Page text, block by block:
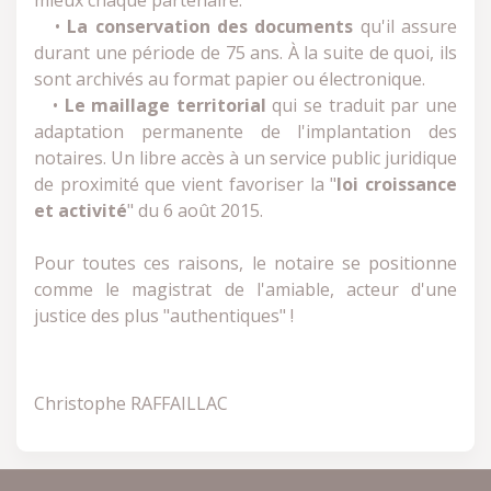
• La conservation des documents qu'il assure
durant une période de 75 ans. À la suite de quoi, ils
sont archivés au format papier ou électronique.
• Le maillage territorial qui se traduit par une
adaptation permanente de l'implantation des
notaires. Un libre accès à un service public juridique
de proximité que vient favoriser la "loi croissance
et activité" du 6 août 2015.
Pour toutes ces raisons, le notaire se positionne
comme le magistrat de l'amiable, acteur d'une
justice des plus "authentiques" !
Christophe RAFFAILLAC